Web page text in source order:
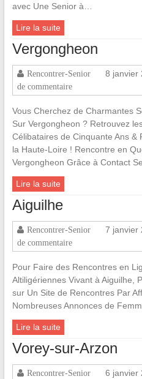
avec Une Senior à…
Lire la suite
Vergongheon
Rencontrer-Senior 8 janvier
de commentaire
Vous Cherchez de Charmantes
Sur Vergongheon ? Retrouvez
Célibataires de Cinquante Ans &
la Haute-Loire ! Rencontre en
Vergongheon Grâce à Contact
Lire la suite
Aiguilhe
Rencontrer-Senior 7 janvier
de commentaire
Pour Faire des Rencontres en
Altiligériennes Vivant à Aiguilhe,
sur Un Site de Rencontres Par
Nombreuses Annonces de
Lire la suite
Vorey-sur-Arzon
Rencontrer-Senior 6 janvier